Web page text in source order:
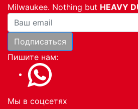
Milwaukee. Nothing but HEAVY
Ваша почта
Подписаться
Пишите нам:
Мы в соцсетях